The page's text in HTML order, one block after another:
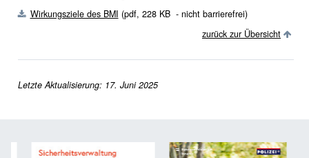
Wirkungsziele des BMI (pdf, 228 KB - nicht barrierefrei)
zurück zur Übersicht
Letzte Aktualisierung: 17. Juni 2025